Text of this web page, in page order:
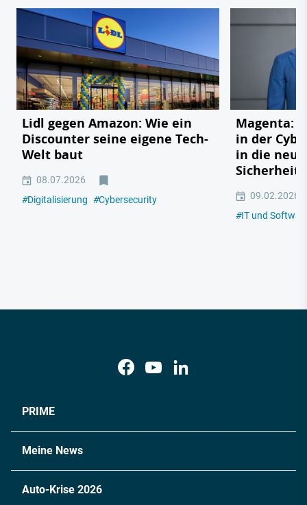
Lidl gegen Amazon: Wie ein
Discounter seine eigene Tech-
Welt baut
08.07.2026
#Digitalisierung #Cybersecurity
Magenta:
in der
in die neue
09.02.2026
#IT und
PRIME
Meine News
Auto-Krise 2026